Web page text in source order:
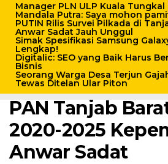
Manager PLN ULP Kuala
Mandala Putra: Saya mohon
PUTIN Rilis Survei Pilkada di
Anwar Sadat Jauh Unggul
Simak Spesifikasi Samsung
Lengkap!
Digitalic: SEO yang Baik Harus
Bisnis
Seorang Warga Desa Terjun
Tewas Ditelan Ular Piton
Home /Berita
Jumat, 7 Mei 2021 - 03:46 WIB
Ini Susunan
PAN Tanjab
2020-2025
Anwar Sadat